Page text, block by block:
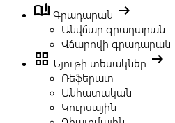
book_ribbon Գրադարան arrow_right_alt
Անվճար գրադարան
Վճարովի գրադարան
grid_view Նյութի տեսակներ arrow_right_alt
Ռեֆերատ
Անհատական
Կուրսային